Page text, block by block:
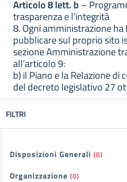
Articolo 8 lett. b–
trasparenza e l’integrità
8. Ogni amministrazione ha
pubblicare sul proprio sito
sezione Amministrazione
all’articolo 9:
b) il Piano e la Relazione di
del decreto legislativo 27
FILTRI
Filtri
Disposizioni Generali (0)
Organizzazione (0)